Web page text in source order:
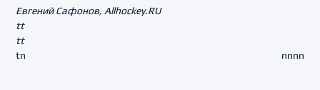
Евгений Сафонов, Allhockey.RU
tt
tt
tn nnnn